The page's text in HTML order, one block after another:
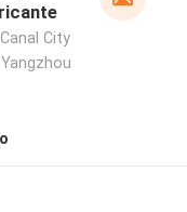
City